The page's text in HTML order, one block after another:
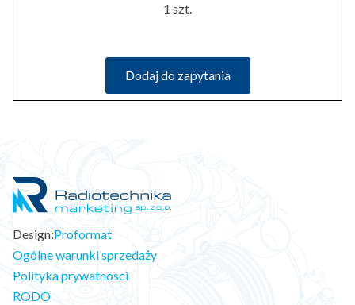
1 szt.
Dodaj do zapytania
Design:Proformat
Ogólne warunki sprzedaży
Polityka prywatnosci
RODO